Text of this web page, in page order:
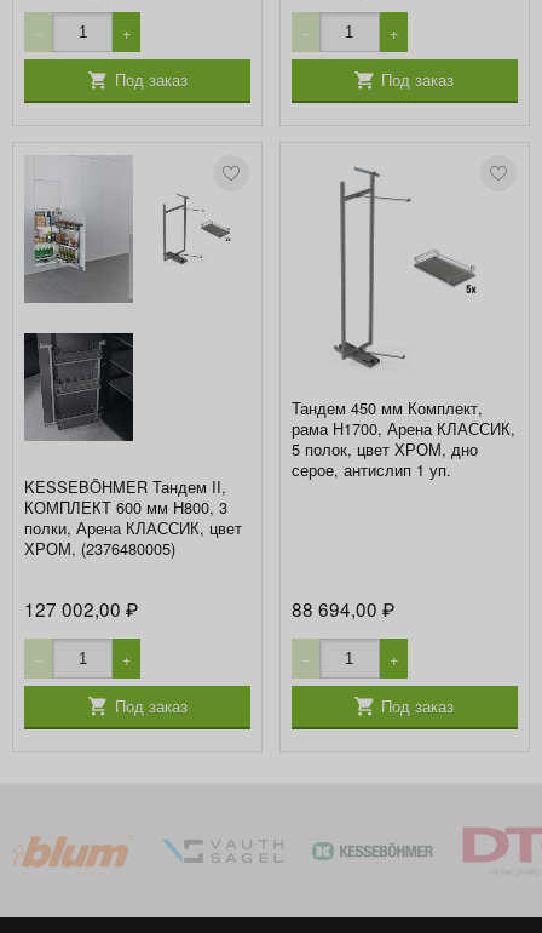
− +
Под заказ
− +
Под заказ
KESSEBÖHMER Тандем II,
КОМПЛЕКТ 600 мм Н800, 3
полки, Арена КЛАССИК, цвет
ХРОМ, (2376480005)
127 002,00₽
− +
Под заказ
Тандем 450 мм Комплект,
рама H1700, Арена КЛАССИК,
5 полок, цвет ХРОМ, дно
серое, антислип 1 уп.
88 694,00 ₽
− +
Под заказ